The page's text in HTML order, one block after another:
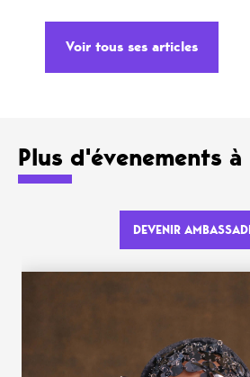
Voir tous ses articles
Plus d'évenements à
DEVENIR